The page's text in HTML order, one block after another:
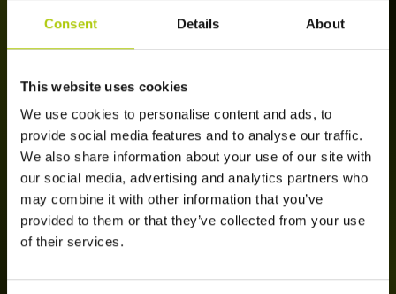
Consent Details About
This website uses cookies
We use cookies to personalise content and ads, to
provide social media features and to analyse our traffic.
We also share information about your use of our site with
our social media, advertising and analytics partners who
may combine it with other information that you’ve
provided to them or that they’ve collected from your use
of their services.
Bol Seniors
25,00 / maand
Opties
selecteren
Dit
product
heeft
meerdere
variaties.
Deze
gekozen
Bol Daluren
Schrijf je nu in